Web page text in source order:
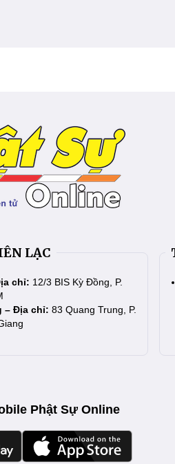
LẠC
chỉ: 12/3 BIS Kỳ Đồng, P.
– Địa chỉ: 83 Quang Trung, P.
Phật Sự Online